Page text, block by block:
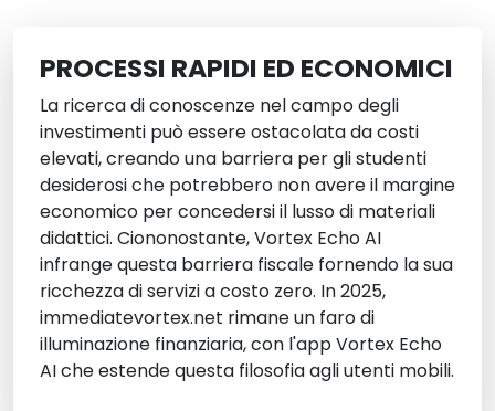
PROCESSI RAPIDI ED ECONOMICI
La ricerca di conoscenze nel campo degli
investimenti può essere ostacolata da costi
elevati, creando una barriera per gli studenti
desiderosi che potrebbero non avere il margine
economico per concedersi il lusso di materiali
didattici. Ciononostante, Vortex Echo AI
infrange questa barriera fiscale fornendo la sua
ricchezza di servizi a costo zero. In 2025,
immediatevortex.net rimane un faro di
illuminazione finanziaria, con l'app Vortex Echo
AI che estende questa filosofia agli utenti mobili.